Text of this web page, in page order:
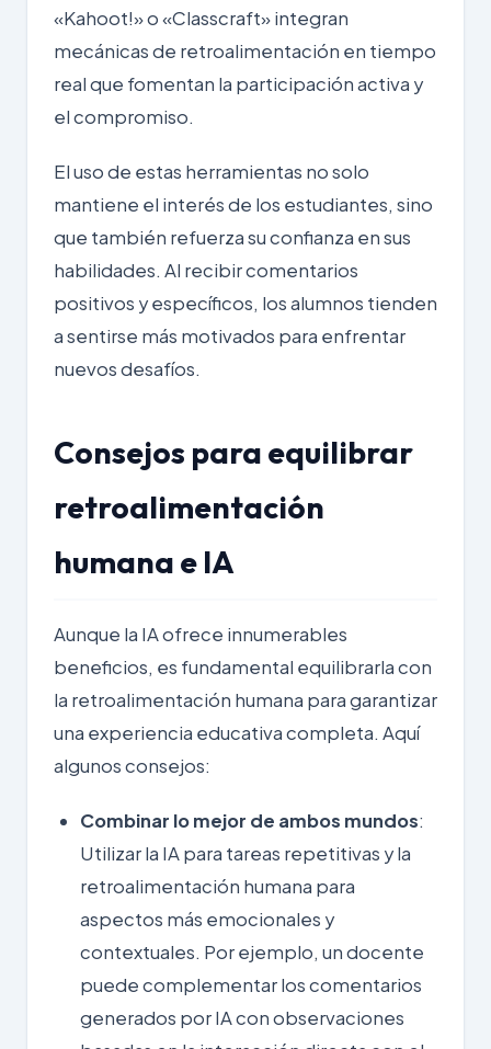
«Kahoot!» o «Classcraft» integran
mecánicas de retroalimentación en tiempo
real que fomentan la participación activa y
el compromiso.
El uso de estas herramientas no solo
mantiene el interés de los estudiantes, sino
que también refuerza su confianza en sus
habilidades. Al recibir comentarios
positivos y específicos, los alumnos tienden
a sentirse más motivados para enfrentar
nuevos desafíos.
Consejos para equilibrar
retroalimentación
humana e IA
Aunque la IA ofrece innumerables
beneficios, es fundamental equilibrarla con
la retroalimentación humana para garantizar
una experiencia educativa completa. Aquí
algunos consejos:
Combinar lo mejor de ambos mundos:
Utilizar la IA para tareas repetitivas y la
retroalimentación humana para
aspectos más emocionales y
contextuales. Por ejemplo, un docente
puede complementar los comentarios
generados por IA con observaciones